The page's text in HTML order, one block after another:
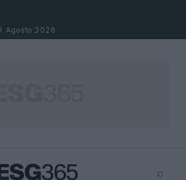
Agosto 2026
⌕